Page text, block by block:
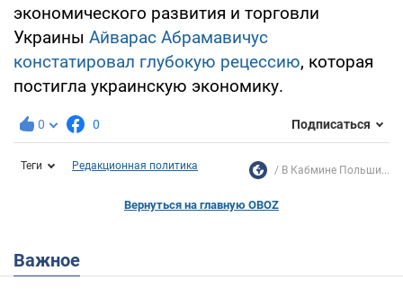
экономического развития и торговли
Украины Айварас Абрамавичус
констатировал глубокую рецессию, которая
постигла украинскую экономику.
0 0 Подписаться
Теги Редакционная политика В Кабмине Польши...
Вернуться на главную OBOZ
Важное